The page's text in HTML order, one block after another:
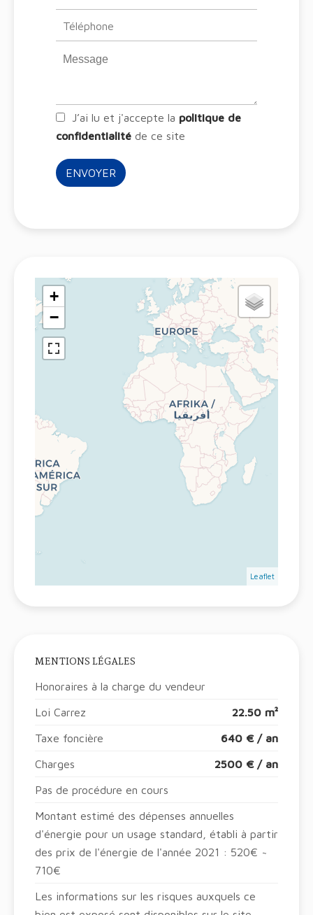
J’ai lu et j'accepte la politique de
confidentialité de ce site
ENVOYER
+
−
Leaflet
MENTIONS LÉGALES
Honoraires à la charge du vendeur
Loi Carrez 22.50 m²
Taxe foncière 640 € / an
Charges 2500 € / an
Pas de procédure en cours
Montant estimé des dépenses annuelles
d'énergie pour un usage standard, établi à partir
des prix de l'énergie de l'année 2021 : 520€ ~
710€
Les informations sur les risques auxquels ce